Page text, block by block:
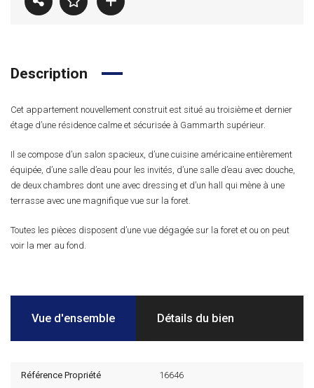
Description
Cet appartement nouvellement construit est situé au troisième et dernier
étage d’une résidence calme et sécurisée à Gammarth supérieur.
Il se compose d’un salon spacieux, d’une cuisine américaine entièrement
équipée, d’une salle d’eau pour les invités, d’une salle d’eau avec douche,
de deux chambres dont une avec dressing et d’un hall qui mène à une
terrasse avec une magnifique vue sur la foret.
Toutes les pièces disposent d’une vue dégagée sur la foret et ou on peut
voir la mer au fond.
Vue d'ensemble Détails du bien
Référence Propriété 16646